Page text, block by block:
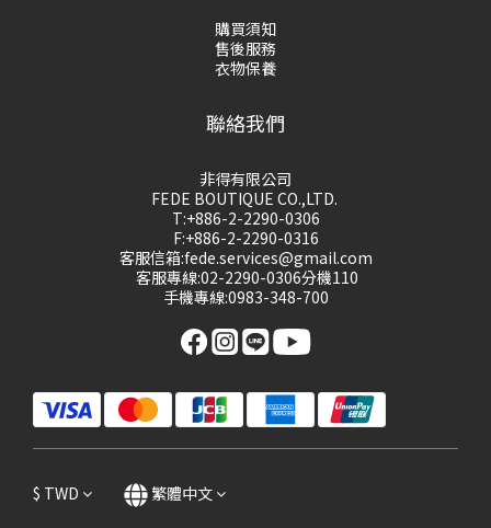
購買須知
售後服務
衣物保養
聯絡我們
非得有限公司
FEDE BOUTIQUE CO.,LTD.
T:+886-2-2290-0306
F:+886-2-2290-0316
客服信箱:fede.services@gmail.com
客服專線:02-2290-0306分機110
手機專線:0983-348-700
$ TWD 繁體中文